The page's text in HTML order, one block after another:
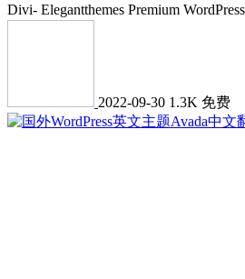
Divi- Elegantthemes Premium
2022-09-30 1.3K 免费